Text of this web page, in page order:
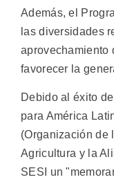
Además, el
las diversidades
aprovechamiento
favorecer la
Debido al éxito
para América
(Organización de
Agricultura y la
SESI un